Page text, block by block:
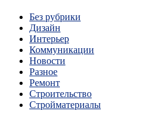
Без рубрики
Дизайн
Интерьер
Коммуникации
Новости
Разное
Ремонт
Строительство
Стройматериалы